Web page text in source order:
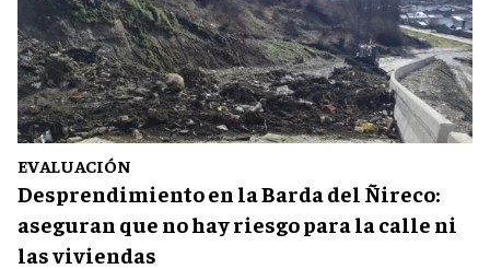
EVALUACIÓN
Desprendimiento en la Barda del Ñireco:
aseguran que no hay riesgo para la calle ni
las viviendas